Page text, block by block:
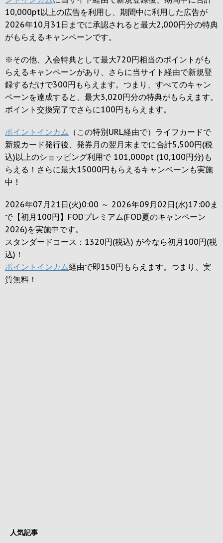
10,000pt以上の広告を利用し、期間中に利用した広告が
2026年10月31日までに承認されると最大2,000円分の特典
がもらえるキャンペーンです。
※その他、入会特典として最大720円相当のポイントがも
らえるキャンペーンがあり、さらに当サイト経由で新規登
録するだけで300円 もらえます。つまり、すべてのキャン
ペーンを達成すると、最大3,020円分の特典がもらえます。
ポイント交換完了でさらに100円 もらえます。
ポイントインカム （この特別URL経由で）ライフカードで
新規カード発行後、発券月の翌月末までに合計5,500円(税
込)以上のショッピング利用で 101,000pt (10,100円分)も
らえる！さらに最大15000円もらえるキャンペーンも実施
中！
2026年07月21日(火)0:00 ～ 2026年09月02日(水)17:00ま
で【初月100円】FODプレミアム(FOD夏のキャンペーン
2026)を実施中です。
スタンダードコース：1320円(税込) が今なら初月100円(税
込)！
ポイントインカム経由で即150円もらえます。つまり、実
質無料！
人気記事